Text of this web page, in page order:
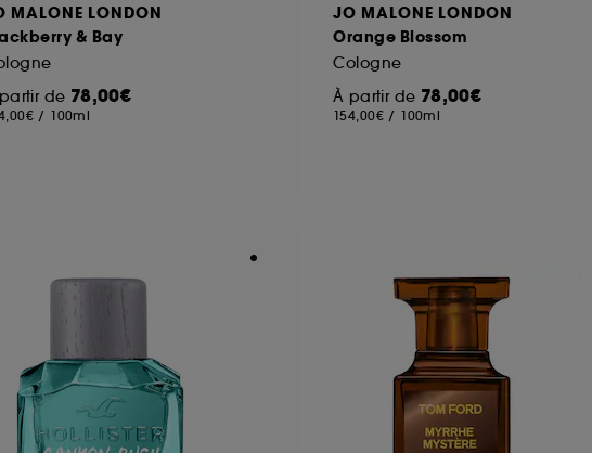
MALONE LONDON
& Bay
de 78,00€
/ 100ml
JO MALONE LONDON
Orange Blossom
Cologne
À partir de 78,00€
154,00€ / 100ml